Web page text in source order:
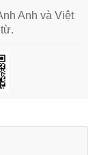
Anh và Việt